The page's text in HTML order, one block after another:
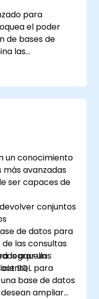
para
el poder
de bases de
las
manejo
de
cursores,
y disparadores
operaciones
capa de
de nivel de
críticas de
un conocimiento
más avanzadas
ser capaces de
conjuntos
de datos para
las consultas
lograr un
aquellas
SQL para
base de datos
desean ampliar